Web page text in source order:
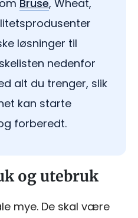
Bruse, Wheat,
løsninger til
nedenfor
alt du trenger, slik
kan starte
forberedt.
og utebruk
mye. De skal være